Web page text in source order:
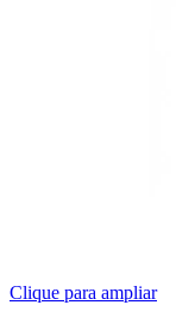
Clique para ampliar